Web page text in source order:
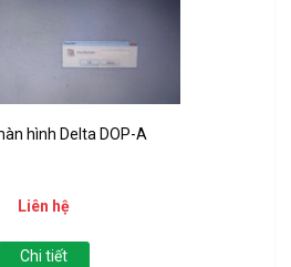
hình Delta DOP-A
Liên hệ
Chi tiết